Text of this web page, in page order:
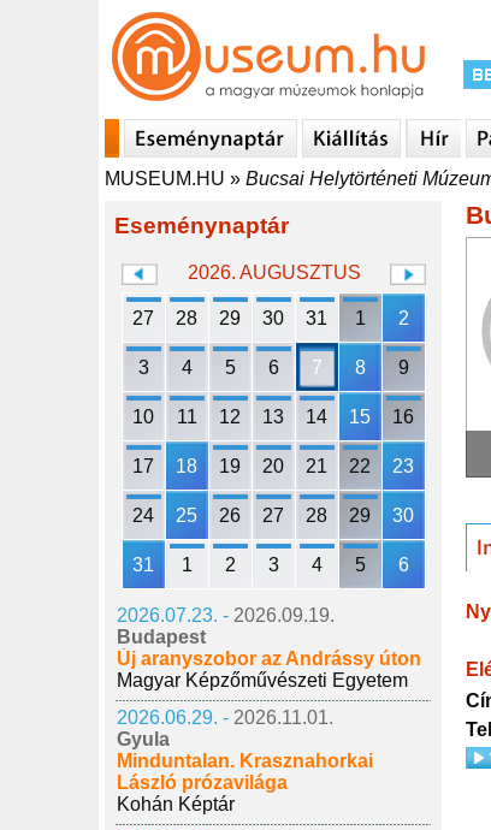
MUSEUM.HU » Bucsai Helytörténeti
Eseménynaptár
2026. AUGUSZTUS
27 28 29 30 31 1 2
3 4 5 6 7 8 9
10 11 12 13 14 15 16
17 18 19 20 21 22 23
24 25 26 27 28 29 30
31 1 2 3 4 5 6
2026.07.23. - 2026.09.19.
Budapest
Új aranyszobor az Andrássy úton
Magyar Képzőművészeti Egyetem
2026.06.29. - 2026.11.01.
Gyula
Minduntalan. Krasznahorkai
László prózavilága
Kohán Képtár